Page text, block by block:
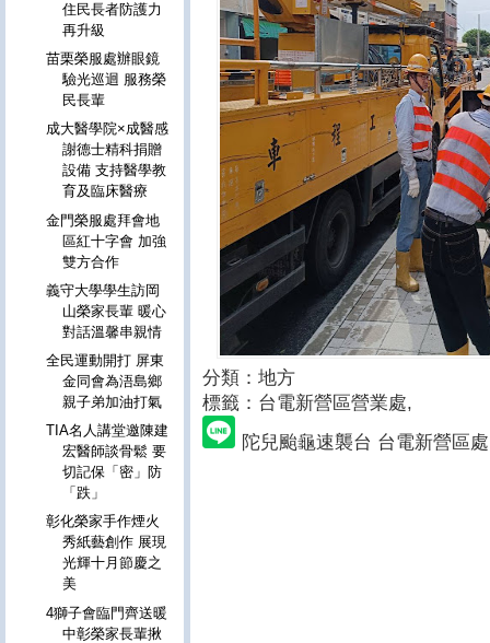
分類：地方
標籤：台電新營區營業處,
陀兒颱龜速襲台 台電新營區
住民長者防護力
再升級
苗栗榮服處辦眼鏡
驗光巡迴 服務榮
民長輩
成大醫學院×成醫感
謝德士精科捐贈
設備 支持醫學教
育及臨床醫療
金門榮服處拜會地
區紅十字會 加強
雙方合作
義守大學學生訪岡
山榮家長輩 暖心
對話溫馨串親情
全民運動開打 屏東
金同會為浯島鄉
親子弟加油打氣
TIA名人講堂邀陳建
宏醫師談骨鬆 要
切記保「密」防
「跌」
彰化榮家手作煙火
秀紙藝創作 展現
光輝十月節慶之
美
4獅子會臨門齊送暖
中彰榮家長輩揪